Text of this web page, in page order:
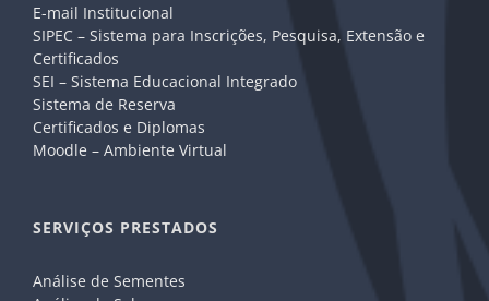
E-mail Institucional
SIPEC – Sistema para Inscrições, Pesquisa, Extensão e
Certificados
SEI – Sistema Educacional Integrado
Sistema de Reserva
Certificados e Diplomas
Moodle – Ambiente Virtual
SERVIÇOS PRESTADOS
Análise de Sementes